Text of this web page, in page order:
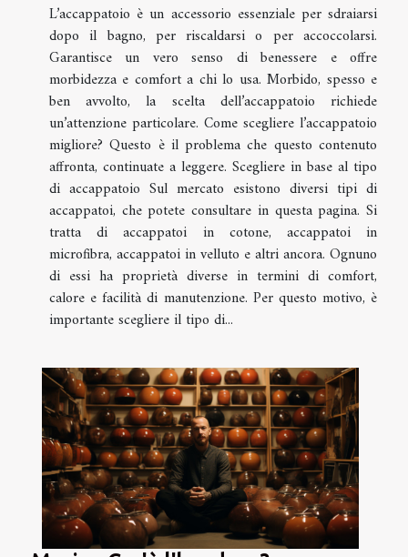
L’accappatoio è un accessorio essenziale per sdraiarsi
dopo il bagno, per riscaldarsi o per accoccolarsi.
Garantisce un vero senso di benessere e offre
morbidezza e comfort a chi lo usa. Morbido, spesso e
ben avvolto, la scelta dell’accappatoio richiede
un’attenzione particolare. Come scegliere l’accappatoio
migliore? Questo è il problema che questo contenuto
affronta, continuate a leggere. Scegliere in base al tipo
di accappatoio Sul mercato esistono diversi tipi di
accappatoi, che potete consultare in questa pagina. Si
tratta di accappatoi in cotone, accappatoi in
microfibra, accappatoi in velluto e altri ancora. Ognuno
di essi ha proprietà diverse in termini di comfort,
calore e facilità di manutenzione. Per questo motivo, è
importante scegliere il tipo di...